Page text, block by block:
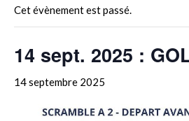
Cet évènement est passé.
14 sept. 2025 :
14 septembre 2025